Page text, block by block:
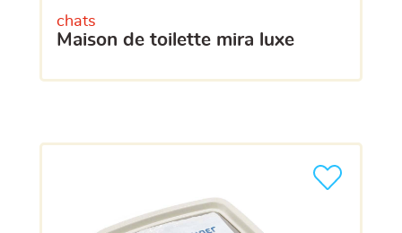
chats
maison de toilette mira luxe